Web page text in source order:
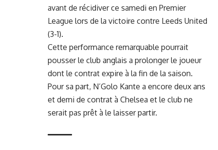
avant de récidiver ce samedi en Premier
League lors de la victoire contre Leeds United
(3-1).
Cette performance remarquable pourrait
pousser le club anglais a prolonger le joueur
dont le contrat expire à la fin de la saison.
Pour sa part, N’Golo Kante a encore deux ans
et demi de contrat à Chelsea et le club ne
serait pas prêt à le laisser partir.